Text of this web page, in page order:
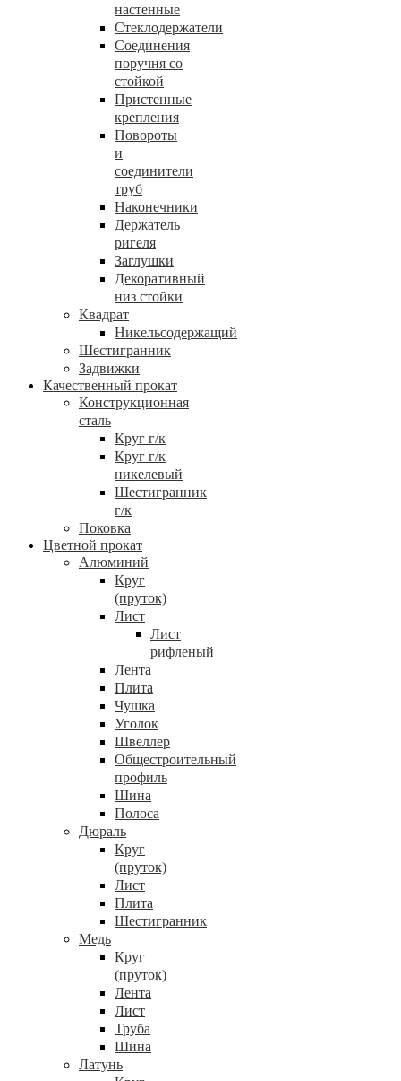
настенные
Стеклодержатели
Соединения
поручня со
стойкой
Пристенные
крепления
Повороты
и
соединители
труб
Наконечники
Держатель
ригеля
Заглушки
Декоративный
низ стойки
Квадрат
Никельсодержащий
Шестигранник
Задвижки
Качественный прокат
Конструкционная
сталь
Круг г/к
Круг г/к
никелевый
Шестигранник
г/к
Поковка
Цветной прокат
Алюминий
Круг
(пруток)
Лист
Лист
рифленый
Лента
Плита
Чушка
Уголок
Швеллер
Общестроительный
профиль
Шина
Полоса
Дюраль
Круг
(пруток)
Лист
Плита
Шестигранник
Медь
Круг
(пруток)
Лента
Лист
Труба
Шина
Латунь